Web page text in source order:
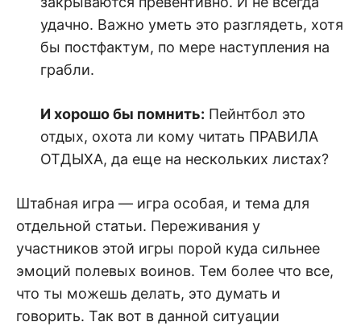
удачно. Важно уметь это разглядеть, хотя
бы постфактум, по мере наступления на
грабли.
И хорошо бы помнить: Пейнтбол это
отдых, охота ли кому читать ПРАВИЛА
ОТДЫХА, да еще на нескольких листах?
Штабная игра — игра особая, и тема для
отдельной статьи. Переживания у
участников этой игры порой куда сильнее
эмоций полевых воинов. Тем более что все,
что ты можешь делать, это думать и
говорить. Так вот в данной ситуации